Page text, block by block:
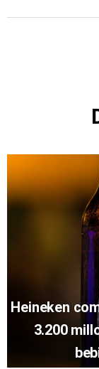
Heineken
3.200